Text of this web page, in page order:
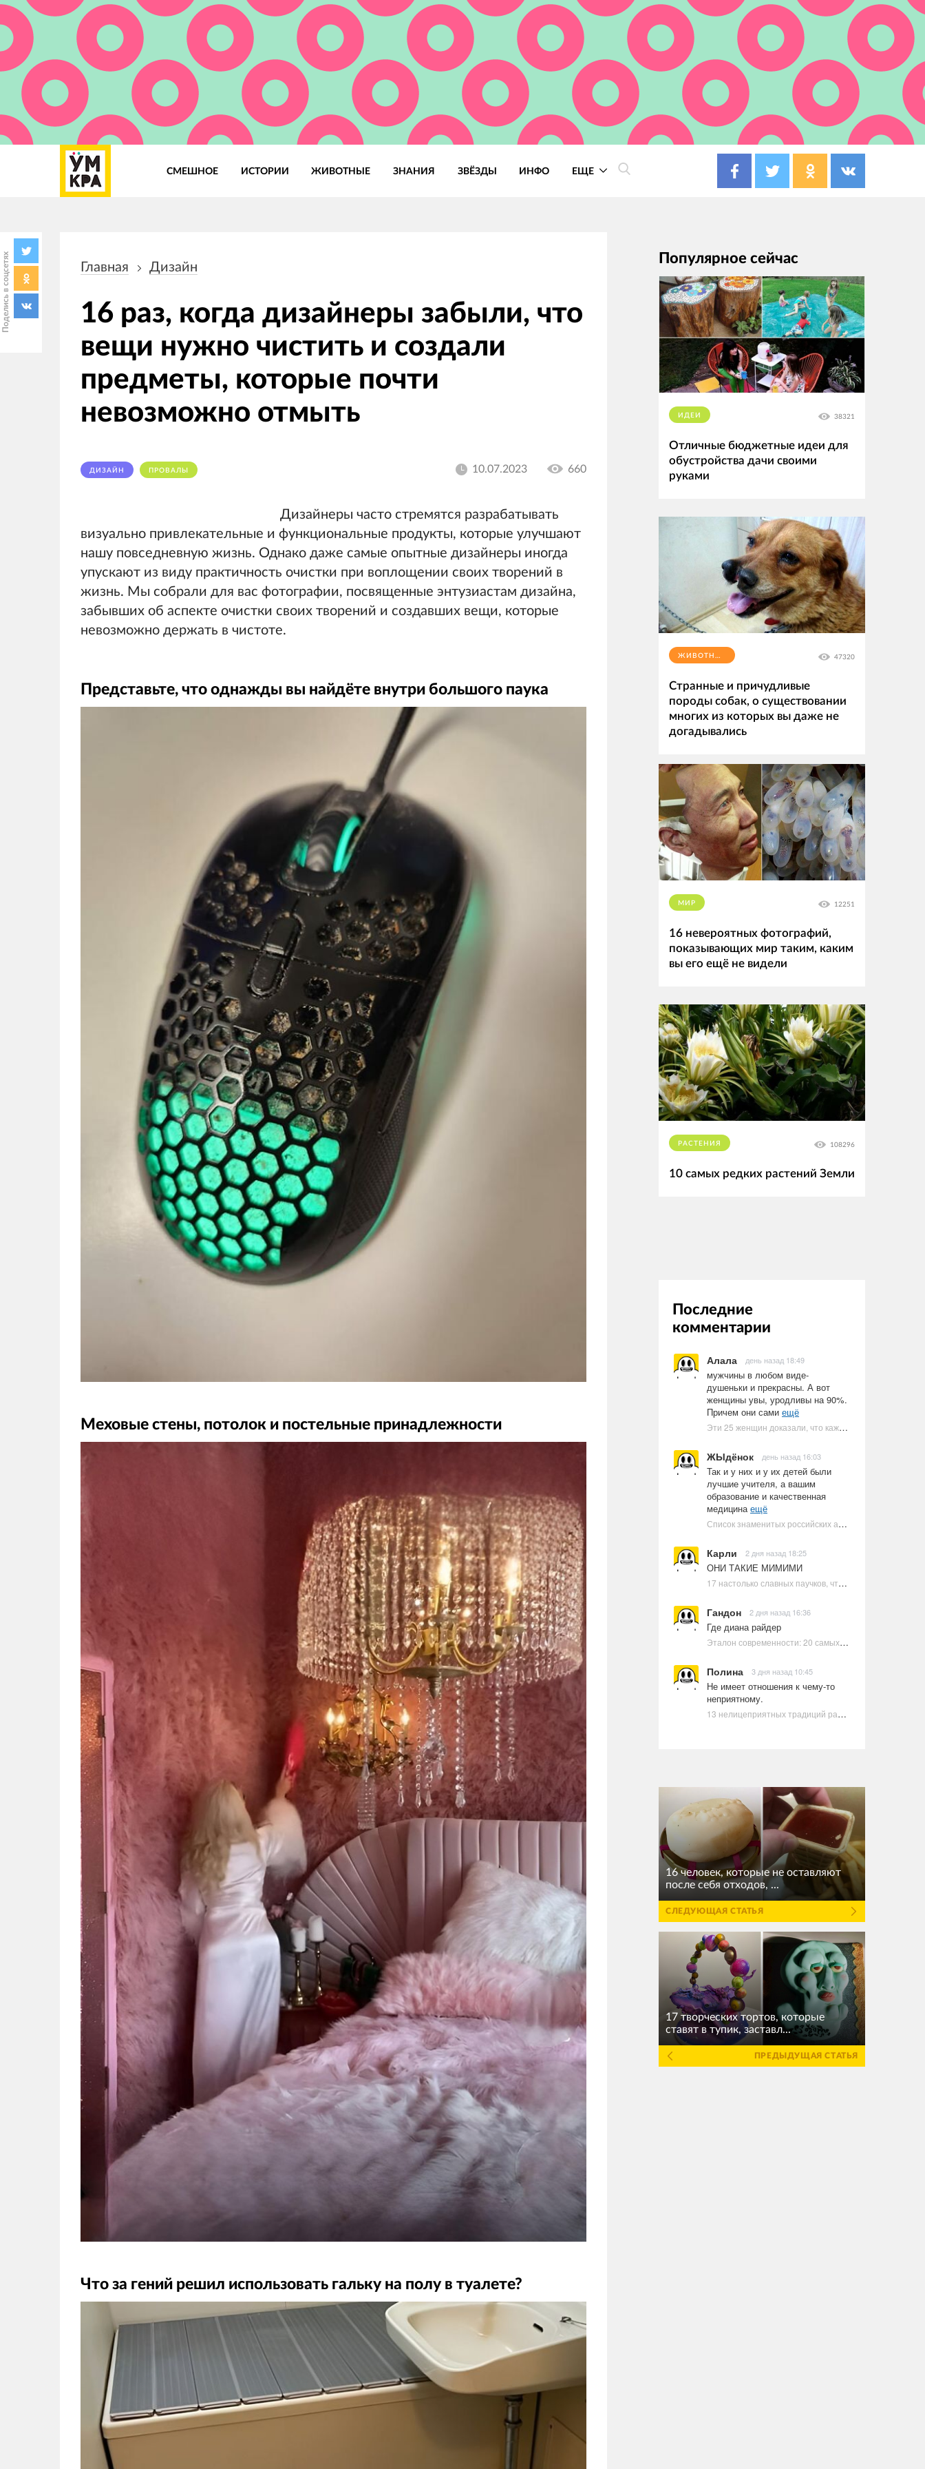
СМЕШНОЕ ИСТОРИИ ЖИВОТНЫЕ ЗНАНИЯ ЗВЁЗДЫ ИНФО ЕЩЕ
Поделись в соцсетях навигации
Главная Дизайн
16 раз, когда дизайнеры забыли, что
вещи нужно чистить и создали
предметы, которые почти
невозможно отмыть
ДИЗАЙН ПРОВАЛЫ 10.07.2023 660
Дизайнеры часто стремятся разрабатывать
визуально привлекательные и функциональные продукты, которые улучшают
нашу повседневную жизнь. Однако даже самые опытные дизайнеры иногда
упускают из виду практичность очистки при воплощении своих творений в
жизнь. Мы собрали для вас фотографии, посвященные энтузиастам дизайна,
забывших об аспекте очистки своих творений и создавших вещи, которые
невозможно держать в чистоте.
Представьте, что однажды вы найдёте внутри большого паука
Меховые стены, потолок и постельные принадлежности
Что за гений решил использовать гальку на полу в туалете?
Популярное сейчас
ИДЕИ 38321
Отличные бюджетные идеи для
обустройства дачи своими
руками
ЖИВОТНЫЕ 47320
Странные и причудливые
породы собак, о существовании
многих из которых вы даже не
догадывались
МИР 12251
16 невероятных фотографий,
показывающих мир таким, каким
вы его ещё не видели
РАСТЕНИЯ 108296
10 самых редких растений Земли
Последние
комментарии
Алала день назад 18:49
мужчины в любом виде-
душеньки и прекрасны. А вот
женщины увы, уродливы на 90%.
Причем они сами ещё
Эти 25 женщин доказали, что каждое тело имеет право быть в бикини
ЖЫдёнок день назад 16:03
Так и у них и у их детей были
лучшие учителя, а вашим
образование и качественная
медицинаещё
Список знаменитых российских артистов-евреев | Ультрамарин
Карли 2 дня назад 18:25
ОНИ ТАКИЕ МИМИМИ
17 настолько славных паучков, что даже у арахнофобов появится желание их погладить
Гандон 2 дня назад 16:36
Где диана райдер
Эталон современности: 20 самых красивых и привлекательных актрис Голливуда, по мнению Google | Ультрамарин
Полина 3 дня назад 10:45
Не имеет отношения к чему-то
неприятному.
13 нелицеприятных традиций разных стран, которые могут шокировать неподготовленного человека
16 человек, которые не оставляют
после себя отходов, ...
СЛЕДУЮЩАЯ СТАТЬЯ
17 творческих тортов, которые
ставят в тупик, заставл...
ПРЕДЫДУЩАЯ СТАТЬЯ